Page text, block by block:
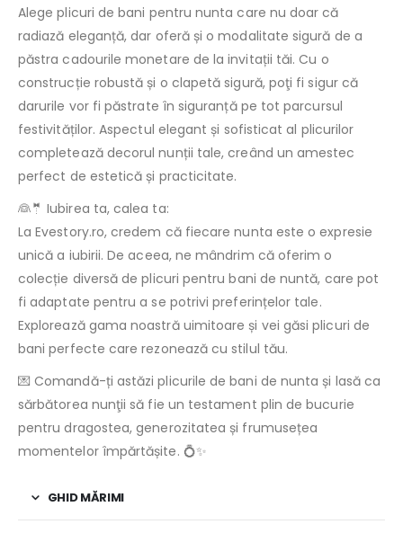
Alege plicuri de bani pentru nunta care nu doar că
radiază eleganță, dar oferă și o modalitate sigură de a
păstra cadourile monetare de la invitații tăi. Cu o
construcție robustă și o clapetă sigură, poţi fi sigur că
darurile vor fi păstrate în siguranță pe tot parcursul
festivităților. Aspectul elegant și sofisticat al plicurilor
completează decorul nunții tale, creând un amestec
perfect de estetică și practicitate.
👰🤵 Iubirea ta, calea ta:
La Evestory.ro, credem că fiecare nunta este o expresie
unică a iubirii. De aceea, ne mândrim că oferim o
colecție diversă de plicuri pentru bani de nuntă, care pot
fi adaptate pentru a se potrivi preferințelor tale.
Explorează gama noastră uimitoare și vei găsi plicuri de
bani perfecte care rezonează cu stilul tău.
💌 Comandă-ți astăzi plicurile de bani de nunta și lasă ca
sărbătorea nunţii să fie un testament plin de bucurie
pentru dragostea, generozitatea și frumusețea
momentelor împărtășite. 💍✨
GHID MĂRIMI